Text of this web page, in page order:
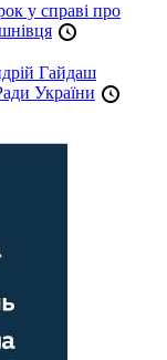
у справі про
Гайдаш
України